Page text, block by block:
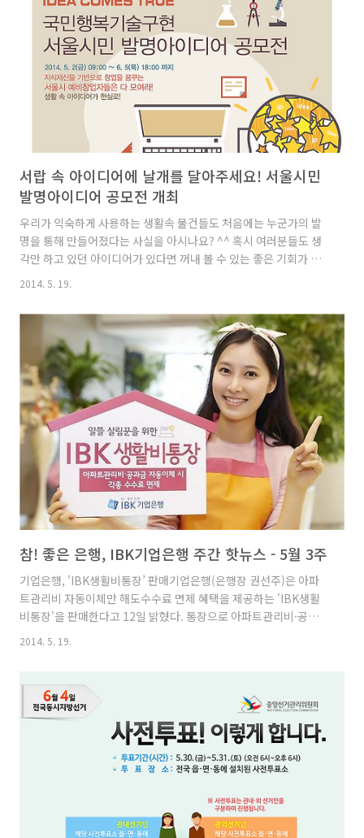
니다. 우리에겐 조금 생소한 플라스틱 지폐, 그 궁금증을 IBK가 풀
어 드립니다. 1. 플라스틱 지폐는 무엇일까? 플라스..
서랍 속 아이디어에 날개를 달아주세요! 서울시민
발명아이디어 공모전 개최
우리가 익숙하게 사용하는 생활속 물건들도 처음에는 누군가의 발
명을 통해 만들어졌다는 사실을 아시나요? ^^ 혹시 여러분들도 생
각만 하고 있던 아이디어가 있다면 꺼내 볼 수 있는 좋은 기회가 있
어 소개 해 드리려 합니다. 지난해에 이어 올해에도 서울시와 특허
모전을 진행합니다. 공모전에 입상할 경우 지식재산 출원부터 시제
품 제작, 컨설팅까지 아이디어가 창업으로 실현될 수 있도록 종합적
인 지원을 받을 수 있다니 1석 2조 공모전이네요! 올해로 제2회를
맞이하는 ‘국민행복기술 구현 서울시민 발명아이디어 공모전"은 5
월 2일부터 6월 6일까지 참가 신청을 받습니다. 심사를 통해 최종
20건(학생부 10건, 일반부 10건)의 아이디어를 선정하며 이..
2014. 5. 19.
참! 좋은 은행, IBK기업은행 주간 핫뉴스 - 5월 3주
기업은행, 'IBK생활비통장’ 판매기업은행(은행장 권선주)은 아파
트관리비 자동이체만 해도수수료 면제 혜택을 제공하는 'IBK생활
비통장'을 판매한다고 12일 밝혔다. 통장으로 아파트관리비·공과
금 20만원 이상 수령 등 의 거래가 있는 경우 타행 자동화기기 출금
수수료도 월 5회까지 면제된다. 기업은행 ‘사랑의 밥차’ 경산 노인
복지관에 전달IBK기업은행이 후원한 ‘참! 좋은 사랑의 밥차’ 전달
식이 지난 9일 경산시노인종합복지관 강당에서 열렸다. 이날 행사
에는 경산시장 권한대행 김학홍 부시장을 비롯해 권선주 IBK기업
2014. 5. 19.